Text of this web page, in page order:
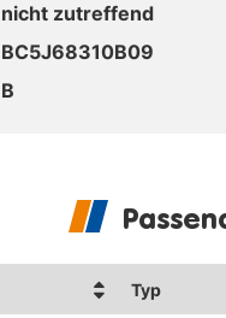
nicht zutreffend
BC5J68310B09
B
Typ